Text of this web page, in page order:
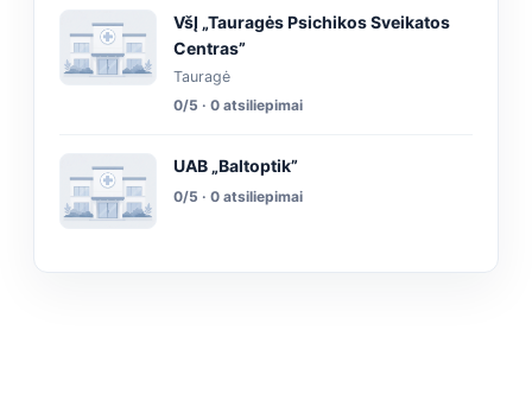
VšĮ „Tauragės Psichikos Sveikatos
Centras”
Tauragė
0/5 · 0 atsiliepimai
UAB „Baltoptik”
0/5 · 0 atsiliepimai